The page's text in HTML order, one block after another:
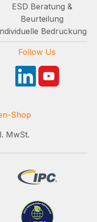
ESD Beratung &
Beurteilung
Bedruckung
Follow Us
Shop
MwSt.